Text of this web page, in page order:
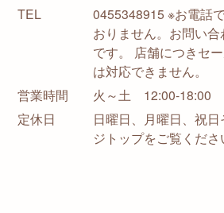
TEL
0455348915 ※お電話
おりません。お問い
です。 店舗につきセ
は対応できません。
営業時間
火～土 12:00-18:00
定休日
日曜日、月曜日、祝
ジトップをご覧くださ